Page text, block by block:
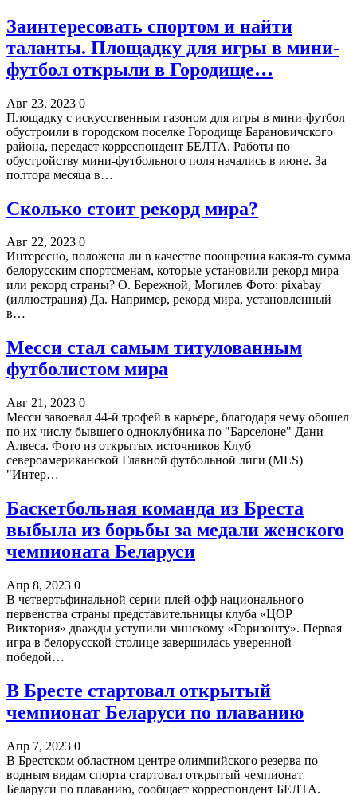
Заинтересовать спортом и найти
таланты. Площадку для игры в мини-
футбол открыли в Городище…
Авг 23, 2023 0
Площадку с искусственным газоном для игры в мини-футбол
обустроили в городском поселке Городище Барановичского
района, передает корреспондент БЕЛТА. Работы по
обустройству мини-футбольного поля начались в июне. За
полтора месяца в…
Сколько стоит рекорд мира?
Авг 22, 2023 0
Интересно, положена ли в качестве поощрения какая-то сумма
белорусским спортсменам, которые установили рекорд мира
или рекорд страны? О. Бережной, Могилев Фото: pixabay
(иллюстрация) Да. Например, рекорд мира, установленный
в…
Месси стал самым титулованным
футболистом мира
Авг 21, 2023 0
Месси завоевал 44-й трофей в карьере, благодаря чему обошел
по их числу бывшего одноклубника по "Барселоне" Дани
Алвеса. Фото из открытых источников Клуб
североамериканской Главной футбольной лиги (MLS)
"Интер…
Баскетбольная команда из Бреста
выбыла из борьбы за медали женского
чемпионата Беларуси
Апр 8, 2023 0
В четвертьфинальной серии плей-офф национального
первенства страны представительницы клуба «ЦОР
Виктория» дважды уступили минскому «Горизонту». Первая
игра в белорусской столице завершилась уверенной
победой…
В Бресте стартовал открытый
чемпионат Беларуси по плаванию
Апр 7, 2023 0
В Брестском областном центре олимпийского резерва по
водным видам спорта стартовал открытый чемпионат
Беларуси по плаванию, сообщает корреспондент БЕЛТА.